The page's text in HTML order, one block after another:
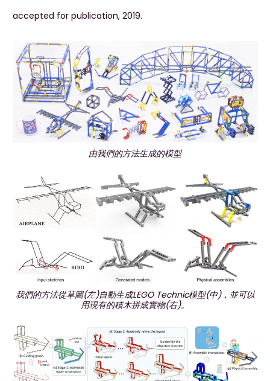
accepted for publication, 2019.
由我們的方法生成的模型
我們的方法從草圖(左)自動生成LEGO Technic模型(中)，並可以
用現有的積木拼成實物(右)。